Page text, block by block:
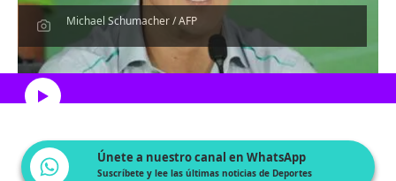
Michael Schumacher / AFP
Escucha el artículo
Únete a nuestro canal en WhatsApp
Suscríbete y lee las últimas noticias de Deportes